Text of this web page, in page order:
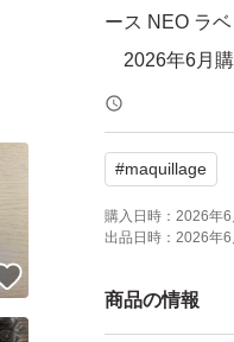
ース NEO ラ
2026年6月購
検索用
MAQUillAGE
#maquillage
購入日時： 2026年
出品日時： 2026年
商品の情報